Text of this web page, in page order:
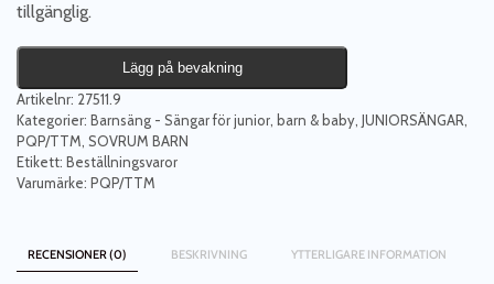
tillgänglig.
Lägg på bevakning
Artikelnr: 27511.9
Kategorier: Barnsäng - Sängar för junior, barn & baby JUNIORSÄNGAR
PQP/TTM SOVRUM BARN
Etikett: Beställningsvaror
Varumärke: PQP/TTM
RECENSIONER (0) BESKRIVNING YTTERLIGARE INFORMATION